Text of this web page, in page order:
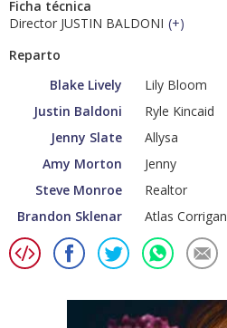
Ficha técnica
Director JUSTIN BALDONI (+)
Reparto
Blake Lively
Lily Bloom
Justin Baldoni
Ryle Kincaid
Jenny Slate
Allysa
Amy Morton
Jenny
Steve Monroe
Realtor
Brandon Sklenar
Atlas Corrigan